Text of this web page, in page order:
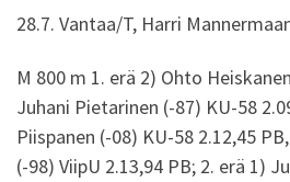
28.7. Vantaa/T, Harri
M 800 m 1. erä 2) Ohto
Juhani Pietarinen (-87) KU-58
Piispanen (-08) KU-58 2.12,45
(-98) ViipU 2.13,94 PB; 2. erä 1)